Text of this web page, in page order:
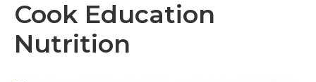
Cook Education
Nutrition